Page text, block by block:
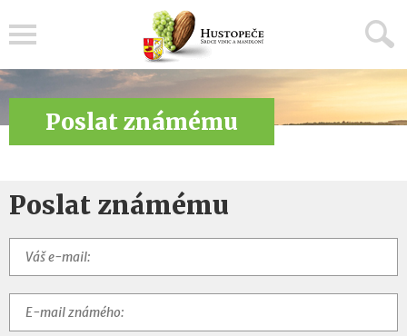
Poslat známému
Poslat známému